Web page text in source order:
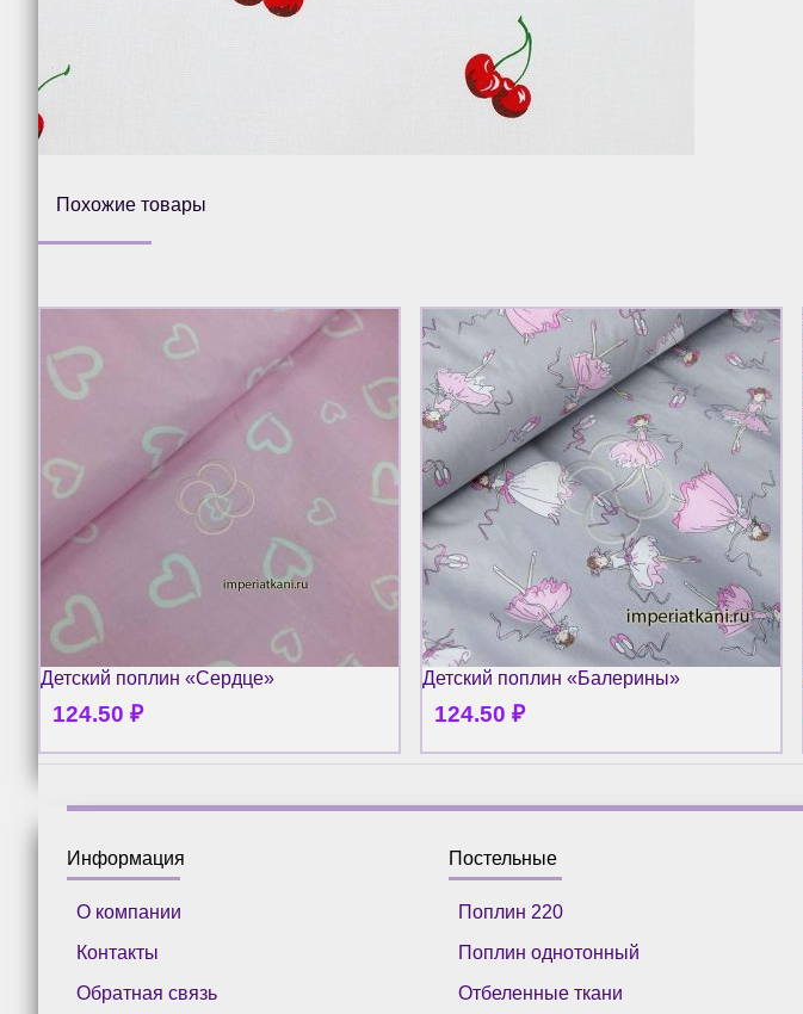
Похожие товары
Детский поплин «Сердце»
124.50 ₽
Детский поплин «Балерины»
124.50 ₽
Информация
О компании
Контакты
Обратная связь
Постельные
Поплин 220
Поплин однотонный
Отбеленные ткани